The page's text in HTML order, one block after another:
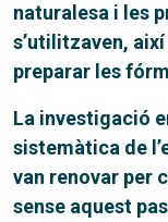
naturalesa i les
s’utilitzaven,
preparar les
La investigació
sistemàtica de
van renovar per
sense aquest